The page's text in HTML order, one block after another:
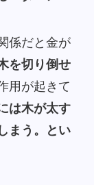
係だと金が
を切り倒せ
用が起きて
は木が太す
まう。とい